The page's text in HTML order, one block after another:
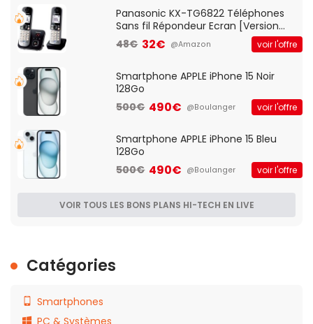
Panasonic KX-TG6822 Téléphones
Sans fil Répondeur Ecran [Version
Française]
48€ 32€ @Amazon voir l'offre
Smartphone APPLE iPhone 15 Noir
128Go
500€ 490€ @Boulanger voir l'offre
Smartphone APPLE iPhone 15 Bleu
128Go
500€ 490€ @Boulanger voir l'offre
VOIR TOUS LES BONS PLANS HI-TECH EN LIVE
Catégories
Smartphones